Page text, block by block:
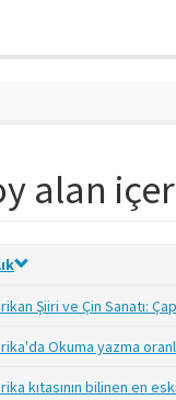
alan
Şiiri ve Çin Sanatı:
Okuma yazma
kıtasının bilinen en